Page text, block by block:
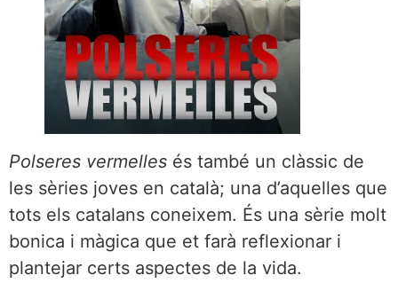
Polseres vermelles és també un clàssic de
les sèries joves en català; una d’aquelles que
tots els catalans coneixem. És una sèrie molt
bonica i màgica que et farà reflexionar i
plantejar certs aspectes de la vida.